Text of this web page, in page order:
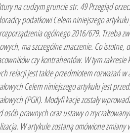
na cudzym gruncie str. 49 Przegląd
podatkowi Celem niniejszego
ogólnego 2016/679. Trzeba
ma szczególne znaczenie. Co
czy kontrahentów. W tym
relacji jest także przedmiotem rozważań
Celem niniejszego artykułu jest
(PGK). Modyfi kacje zostały
prawnych oraz ustawy o
W artykule zostaną omówione